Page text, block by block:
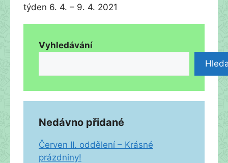
týden 6. 4. – 9. 4. 2021
Vyhledávání
Nedávno přidané
Červen II. oddělení – Krásné
prázdniny!